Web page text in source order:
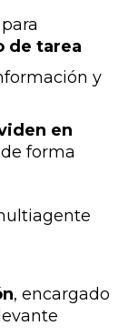
de tarea
y
en
forma
u ltiagente
, encargado